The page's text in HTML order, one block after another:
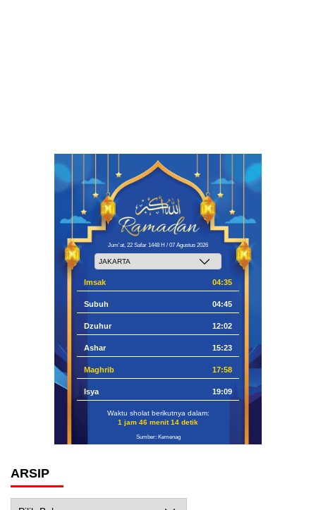
Jum'at, 22 Safar 1448 H / 07 Agustus 2026
Imsak 04:35
Subuh 04:45
Dzuhur 12:02
Ashar 15:23
Maghrib 17:58
Isya 19:09
Waktu sholat berikutnya dalam:
1 jam 46 menit 13 detik
Sumber: Kemenag
ARSIP